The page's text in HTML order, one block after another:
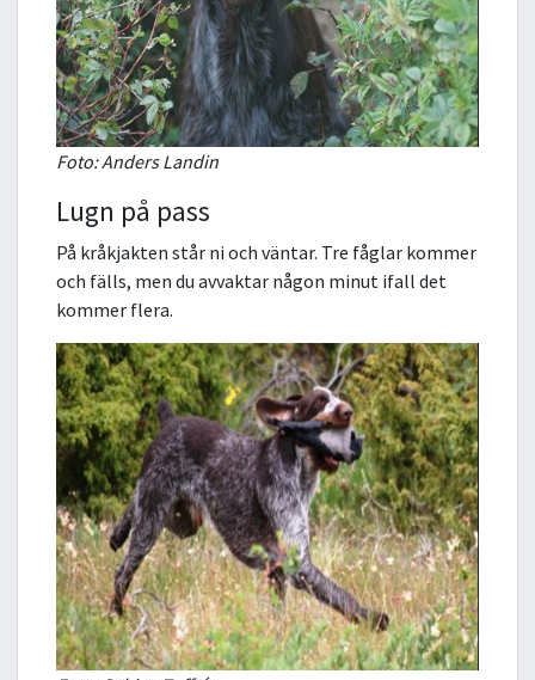
Foto: Anders Landin
Lugn på pass
På kråkjakten står ni och väntar. Tre fåglar kommer
och fälls, men du avvaktar någon minut ifall det
kommer flera.